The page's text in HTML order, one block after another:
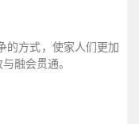
的方式，使家人们更加
融会贯通。